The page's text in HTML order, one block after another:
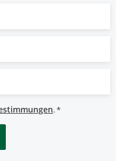
.*